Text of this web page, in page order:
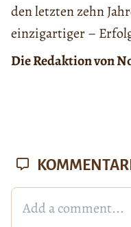
den letzten zehn
einzigartiger –
Die Redaktion von